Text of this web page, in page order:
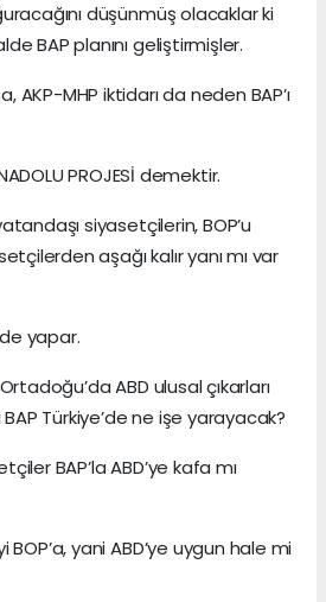
düşünmüş olacaklar ki
BAP planını geliştirmişler.
AKP-MHP iktidarı da neden BAP’ı
PROJESİ demektir.
siyasetçilerin, BOP’u
aşağı kalır yanı mı var
yapar.
ABD ulusal çıkarları
Türkiye’de ne işe yarayacak?
BAP’la ABD’ye kafa mı
BOP’a, yani ABD’ye uygun hale mi